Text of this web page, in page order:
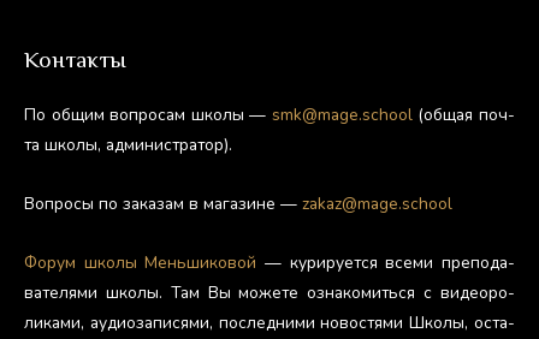
Контакты
По об­щим воп­ро­сам шко­лы — smk@mage.school(об­щая поч­
та шко­лы, ад­ми­нис­тра­тор).
Воп­ро­сы по за­казам в ма­гази­не — zakaz@mage.school
Фо­рум шко­лы Мень­ши­ковой — ку­риру­ет­ся все­ми пре­пода­
вате­лями шко­лы. Там Вы мо­жете оз­на­комить­ся с ви­де­оро­
лика­ми, а­уди­оза­пися­ми, пос­ледни­ми но­вос­тя­ми Шко­лы, ос­та­